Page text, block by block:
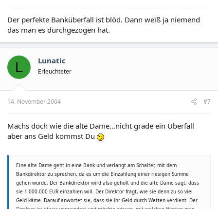
Der perfekte Banküberfall ist blöd. Dann weiß ja niemend
das man es durchgezogen hat.
L Lunatic
Erleuchteter
14. November 2004 #7
Machs doch wie die alte Dame...nicht grade ein Überfall
aber ans Geld kommst Du
Eine alte Dame geht in eine Bank und verlangt am Schalter, mit dem
Bankdirektor zu sprechen, da es um die Einzahlung einer riesigen Summe
gehen würde. Der Bankdirektor wird also geholt und die alte Dame sagt, dass
sie 1.000.000 EUR einzahlen will. Der Direktor fragt, wie sie denn zu so viel
Geld käme. Darauf anwortet sie, dass sie ihr Geld durch Wetten verdient. Der